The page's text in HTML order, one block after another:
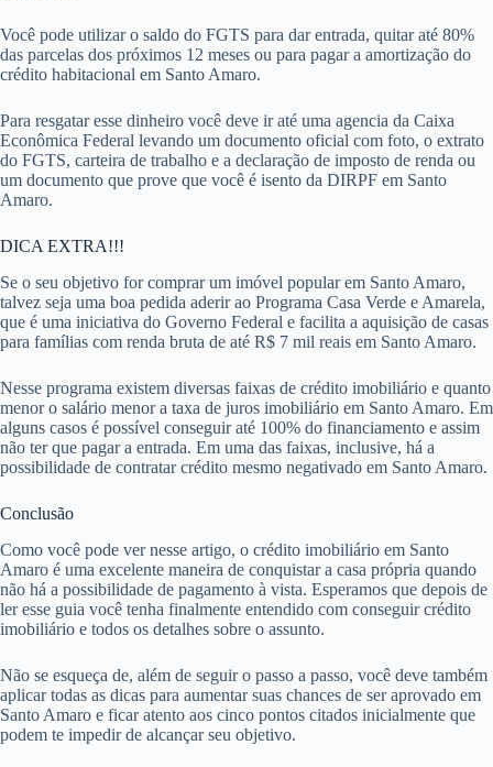
Você pode utilizar o saldo do FGTS para dar entrada, quitar até 80%
das parcelas dos próximos 12 meses ou para pagar a amortização do
crédito habitacional em Santo Amaro.
Para resgatar esse dinheiro você deve ir até uma agencia da Caixa
Econômica Federal levando um documento oficial com foto, o extrato
do FGTS, carteira de trabalho e a declaração de imposto de renda ou
um documento que prove que você é isento da DIRPF em Santo
Amaro.
DICA EXTRA!!!
Se o seu objetivo for comprar um imóvel popular em Santo Amaro,
talvez seja uma boa pedida aderir ao Programa Casa Verde e Amarela,
que é uma iniciativa do Governo Federal e facilita a aquisição de casas
para famílias com renda bruta de até R$ 7 mil reais em Santo Amaro.
Nesse programa existem diversas faixas de crédito imobiliário e quanto
menor o salário menor a taxa de juros imobiliário em Santo Amaro. Em
alguns casos é possível conseguir até 100% do financiamento e assim
não ter que pagar a entrada. Em uma das faixas, inclusive, há a
possibilidade de contratar crédito mesmo negativado em Santo Amaro.
Conclusão
Como você pode ver nesse artigo, o crédito imobiliário em Santo
Amaro é uma excelente maneira de conquistar a casa própria quando
não há a possibilidade de pagamento à vista. Esperamos que depois de
ler esse guia você tenha finalmente entendido com conseguir crédito
imobiliário e todos os detalhes sobre o assunto.
Não se esqueça de, além de seguir o passo a passo, você deve também
aplicar todas as dicas para aumentar suas chances de ser aprovado em
Santo Amaro e ficar atento aos cinco pontos citados inicialmente que
podem te impedir de alcançar seu objetivo.